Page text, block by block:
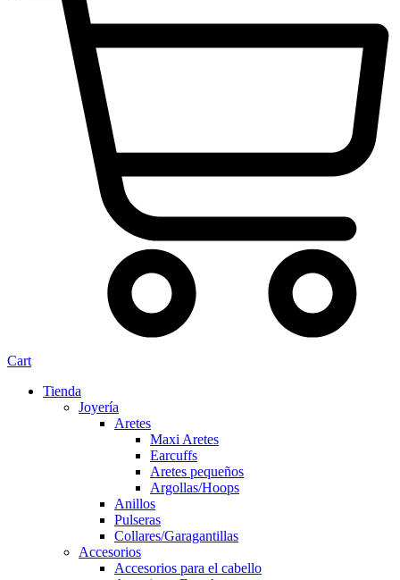
Cart
Tienda
Joyería
Aretes
Maxi Aretes
Earcuffs
Aretes pequeños
Argollas/Hoops
Anillos
Pulseras
Collares/Garagantillas
Accesorios
Accesorios para el cabello